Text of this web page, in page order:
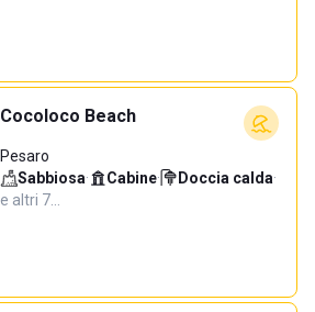
Cocoloco Beach
Pesaro
Sabbiosa· Cabine· Doccia calda·
e altri 7…